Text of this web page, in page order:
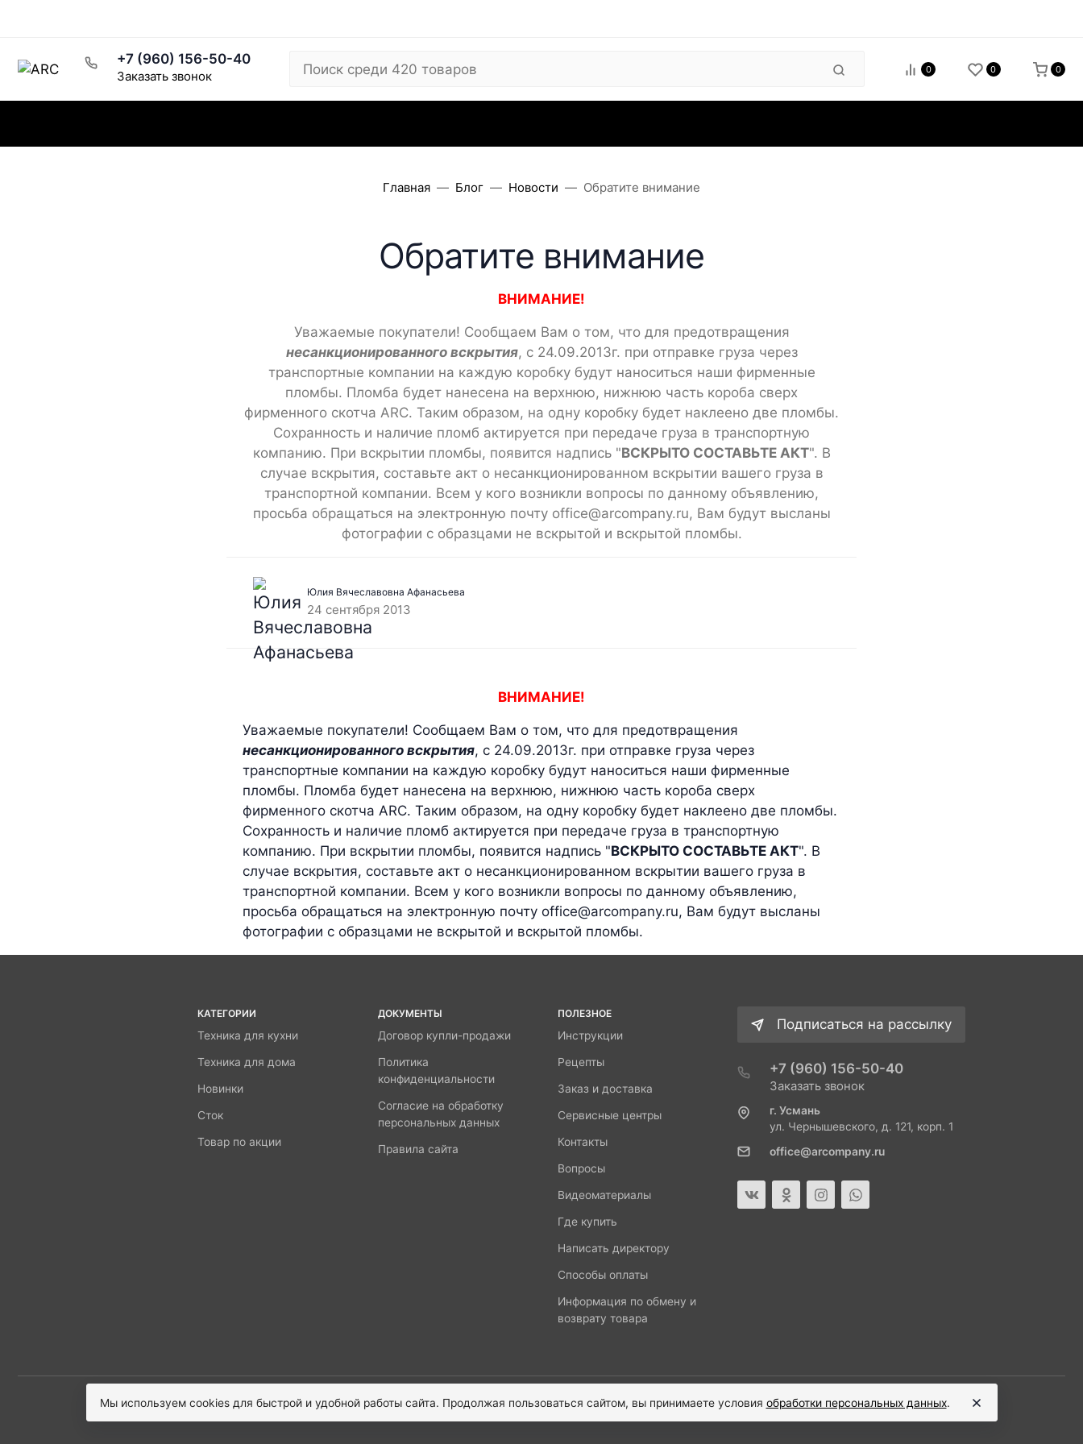
+7 (960) 156-50-40
Заказать звонок 0 0 0
Главная Блог Новости Обратите внимание
Обратите внимание
ВНИМАНИЕ!
Уважаемые покупатели! Сообщаем Вам о том, что для предотвращения
несанкционированного вскрытия, с 24.09.2013г. при отправке груза через
транспортные компании на каждую коробку будут наноситься наши фирменные
пломбы. Пломба будет нанесена на верхнюю, нижнюю часть короба сверх
фирменного скотча ARC. Таким образом, на одну коробку будет наклеено две пломбы.
Сохранность и наличие пломб актируется при передаче груза в транспортную
компанию. При вскрытии пломбы, появится надпись "ВСКРЫТО СОСТАВЬТЕ АКТ". В
случае вскрытия, составьте акт о несанкционированном вскрытии вашего груза в
транспортной компании. Всем у кого возникли вопросы по данному объявлению,
просьба обращаться на электронную почту office@arcompany.ru, Вам будут высланы
фотографии с образцами не вскрытой и вскрытой пломбы.
Юлия Вячеславовна Афанасьева
24 сентября 2013
ВНИМАНИЕ!
Уважаемые покупатели! Сообщаем Вам о том, что для предотвращения
несанкционированного вскрытия, с 24.09.2013г. при отправке груза через
транспортные компании на каждую коробку будут наноситься наши фирменные
пломбы. Пломба будет нанесена на верхнюю, нижнюю часть короба сверх
фирменного скотча ARC. Таким образом, на одну коробку будет наклеено две пломбы.
Сохранность и наличие пломб актируется при передаче груза в транспортную
компанию. При вскрытии пломбы, появится надпись "ВСКРЫТО СОСТАВЬТЕ АКТ". В
случае вскрытия, составьте акт о несанкционированном вскрытии вашего груза в
транспортной компании. Всем у кого возникли вопросы по данному объявлению,
просьба обращаться на электронную почту office@arcompany.ru, Вам будут высланы
фотографии с образцами не вскрытой и вскрытой пломбы.
КАТЕГОРИИ
Техника для кухни
Техника для дома
Новинки
Сток
Товар по акции
ДОКУМЕНТЫ
Договор купли-продажи
Политика
конфиденциальности
Согласие на обработку
персональных данных
Правила сайта
ПОЛЕЗНОЕ
Инструкции
Рецепты
Заказ и доставка
Сервисные центры
Контакты
Вопросы
Видеоматериалы
Где купить
Написать директору
Способы оплаты
Информация по обмену и
возврату товара
Подписаться на рассылку
+7 (960) 156-50-40
Заказать звонок
г. Усмань
ул. Чернышевского, д. 121, корп. 1
office@arcompany.ru
Мы используем cookies для быстрой и удобной работы сайта. Продолжая пользоваться сайтом, вы принимаете условия обработки персональных данных.